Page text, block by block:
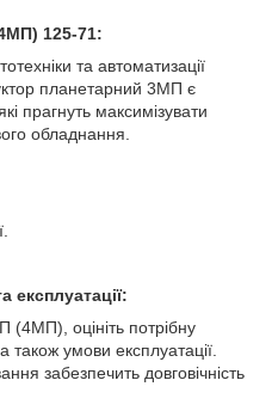
125-71:
та автоматизації
планетарний 3МП є
прагнуть максимізувати
обладнання.
експлуатації:
оцініть потрібну
також умови експлуатації.
забезпечить довговічність